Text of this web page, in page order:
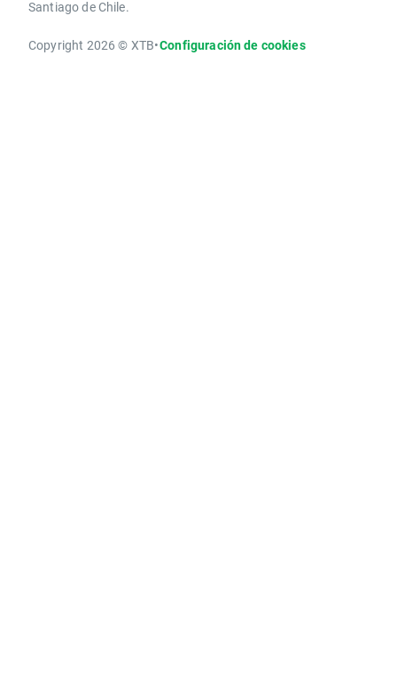
Santiago de Chile.
Copyright 2026 © XTB•Configuración de cookies